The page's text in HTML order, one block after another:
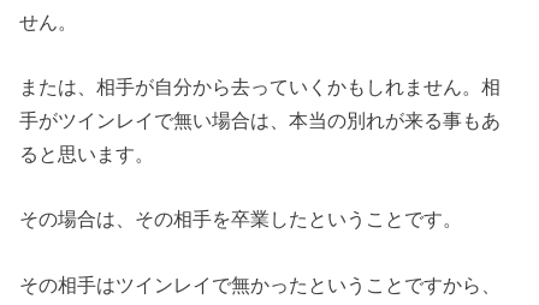
せん。
または、相手が自分から去っていくかもしれません。相
手がツインレイで無い場合は、本当の別れが来る事もあ
ると思います。
その場合は、その相手を卒業したということです。
その相手はツインレイで無かったということですから、